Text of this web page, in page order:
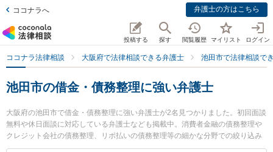
ココナラへ 弁護士の方はこちら
投稿する 探す 閲覧履歴 マイリスト ログイン
ココナラ法律相談 大阪府で法律相談できる弁護士 池田市で法律相談で
池田市の借金・債務整理に強い弁護士
大阪府の池田市で借金・債務整理に強い弁護士が2名見つかりました。初回面談
無料や休日面談に対応している弁護士なども掲載中。消費者金融の債務整理や
クレジット会社の債務整理、リボ払いの債務整理等の細かな分野での絞り込み
検索もでき便利です。特にいけだ五月法律事務所の藤井 敦史弁護士や弁護士法